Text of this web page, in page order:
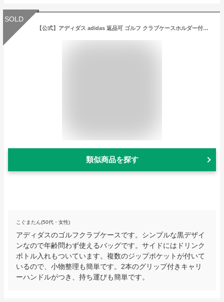
SOLD
【公式】アディダス adidas 返品可 ゴルフ クラブケースホルダー付き ダッフルバッグ メンズ アクセサリー バッグ・カバン スポーツバッグ 黒 ブラック GT5873 notp ボストンバッグ
類似商品を探す
こぐまたん(50代・女性)
アディダスのゴルフクラブケースです。シンプルな黒デザイ
ンなので年齢問わず使えるバッグです。サイドにはドリンク
ボトル入れもついています。複数のジップポケットが付いて
いるので、小物整理も簡単です。2本のグリップ付きキャリ
ーハンドルがつき、持ち運びも簡単です。